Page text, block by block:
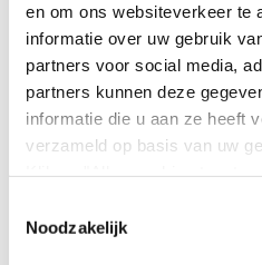
en om ons websiteverkeer te
informatie over uw gebruik
partners voor social media,
partners kunnen deze
informatie die u aan ze heeft
verzameld op basis van uw
Op onze privacypagina kunt u
cookies en via de cookie-
Noodzakelijk
Rust en nabijheid
crisis
Pilot gestart Virtual